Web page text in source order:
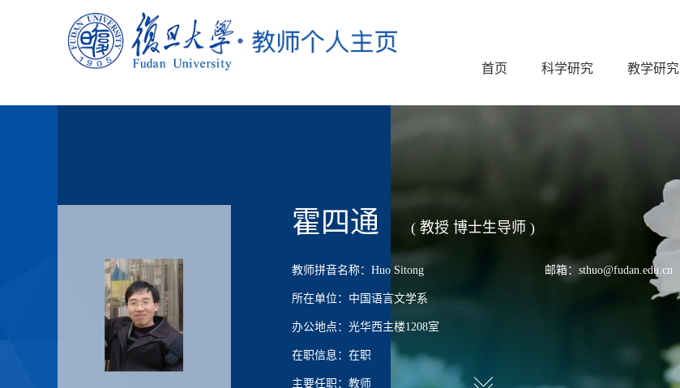
首页 科学研究 教学研究
霍四通 ( 教授 博士生导师 )
教师拼音名称：Huo Sitong
所在单位：中国语言文学系
办公地点：光华西主楼1208室
在职信息：在职
主要任职：教师
邮箱：sthuo@fudan.edu.cn